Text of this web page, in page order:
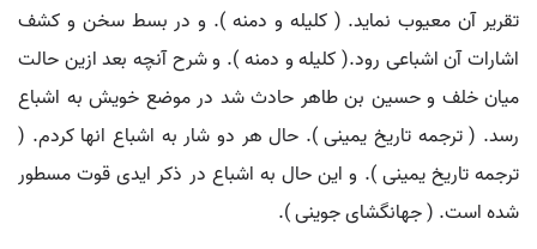
تقریر آن معیوب نماید. ( کلیله و دمنه ). و در بسط سخن و کشف
اشارات آن اشباعی رود.( کلیله و دمنه ). و شرح آنچه بعد ازین حالت
میان خلف و حسین بن طاهر حادث شد در موضع خویش به اشباع
رسد. ( ترجمه تاریخ یمینی ). حال هر دو شار به اشباع انها کردم. (
ترجمه تاریخ یمینی ). و این حال به اشباع در ذکر ایدی قوت مسطور
شده است. ( جهانگشای جوینی ).